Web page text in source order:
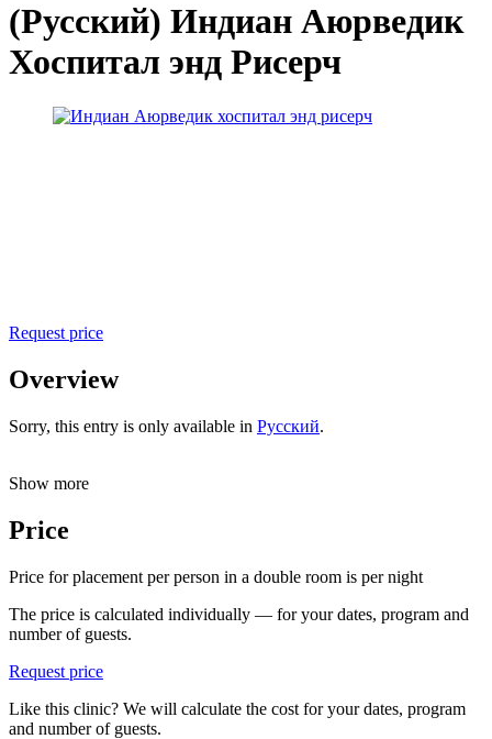
(Русский) Индиан Аюрведик
Хоспитал энд Рисерч
Request price
Overview
Sorry, this entry is only available in Русский.
Show more
Price
Price for placement per person in a double room is per night
The price is calculated individually — for your dates, program and
number of guests.
Request price
Like this clinic? We will calculate the cost for your dates, program
and number of guests.